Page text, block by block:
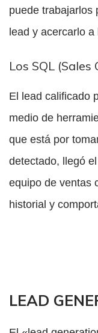
puede trabajarlos
lead y acercarlo
Los SQL (Sales
El lead calificado
medio de
que está por
detectado, llegó
equipo de ventas
historial y
LEAD